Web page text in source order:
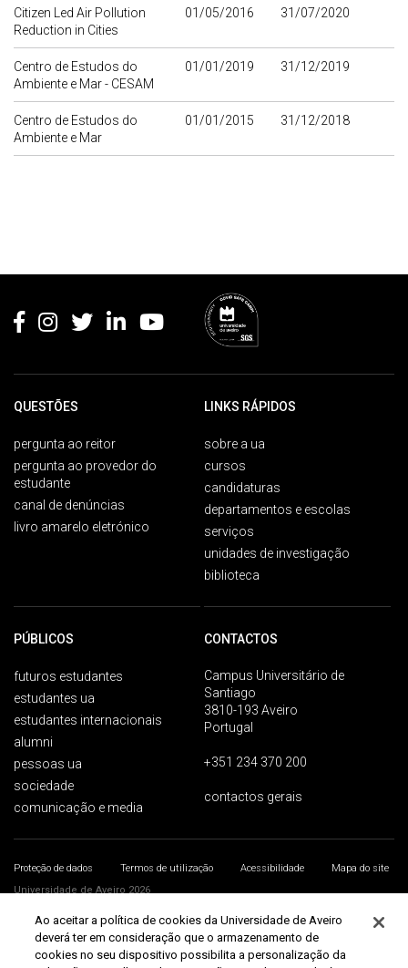
Citizen Led Air Pollution
Reduction in Cities
01/05/2016 31/07/2020
Centro de Estudos do
Ambiente e Mar - CESAM
01/01/2019 31/12/2019
Centro de Estudos do
Ambiente e Mar
01/01/2015 31/12/2018
QUESTÕES
pergunta ao reitor
pergunta ao provedor do
estudante
canal de denúncias
livro amarelo eletrónico
LINKS RÁPIDOS
sobre a ua
cursos
candidaturas
departamentos e escolas
serviços
unidades de investigação
biblioteca
PÚBLICOS
futuros estudantes
estudantes ua
estudantes internacionais
alumni
pessoas ua
sociedade
comunicação e media
CONTACTOS
Campus Universitário de
Santiago
3810-193 Aveiro
Portugal
+351 234 370 200
contactos gerais
Proteção de dados Termos de utilização Acessibilidade
Mapa do site
Universidade de Aveiro 2026
Ao aceitar a política de cookies da Universidade de Aveiro
deverá ter em consideração que o armazenamento de
cookies no seu dispositivo possibilita a personalização da